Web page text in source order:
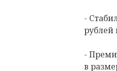
-
рублей
-
в